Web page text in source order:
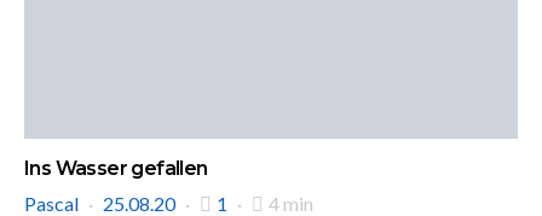
Ins Wasser gefallen
Pascal
25.08.20 1 4 min